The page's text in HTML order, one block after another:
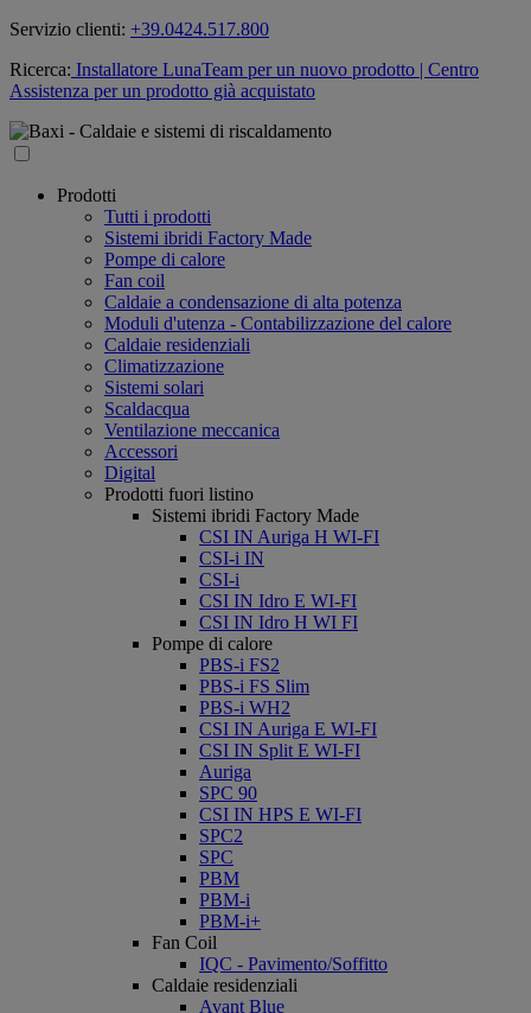
Servizio clienti: +39.0424.517.800
Ricerca: Installatore LunaTeam per un nuovo prodotto | Centro
Assistenza per un prodotto già acquistato
Prodotti
Tutti i prodotti
Sistemi ibridi Factory Made
Pompe di calore
Fan coil
Caldaie a condensazione di alta potenza
Moduli d'utenza - Contabilizzazione del calore
Caldaie residenziali
Climatizzazione
Sistemi solari
Scaldacqua
Ventilazione meccanica
Accessori
Digital
Prodotti fuori listino
Sistemi ibridi Factory Made
CSI IN Auriga H WI-FI
CSI-i IN
CSI-i
CSI IN Idro E WI-FI
CSI IN Idro H WI FI
Pompe di calore
PBS-i FS2
PBS-i FS Slim
PBS-i WH2
CSI IN Auriga E WI-FI
CSI IN Split E WI-FI
Auriga
SPC 90
CSI IN HPS E WI-FI
SPC2
SPC
PBM
PBM-i
PBM-i+
Fan Coil
IQC - Pavimento/Soffitto
Caldaie residenziali
Avant Blue